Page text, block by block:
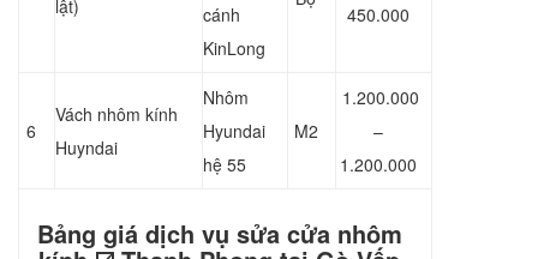
lật)
cánh
KinLong
450.000
6
Vách nhôm kính
Huyndai
Nhôm
Hyundai
hệ 55
M2
1.200.000
–
1.200.000
Bảng giá dịch vụ sửa cửa nhôm